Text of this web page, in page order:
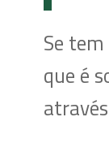
Se
que é